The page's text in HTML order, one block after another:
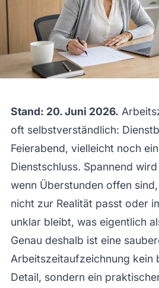
Stand: 20. Juni 2026.
oft selbstverständlich:
Feierabend, vielleicht noch
Dienstschluss. Spannend
wenn Überstunden offen
nicht zur Realität passt oder
unklar bleibt, was eigentlich
Genau deshalb ist eine
Arbeitszeitaufzeichnung kein
Detail, sondern ein